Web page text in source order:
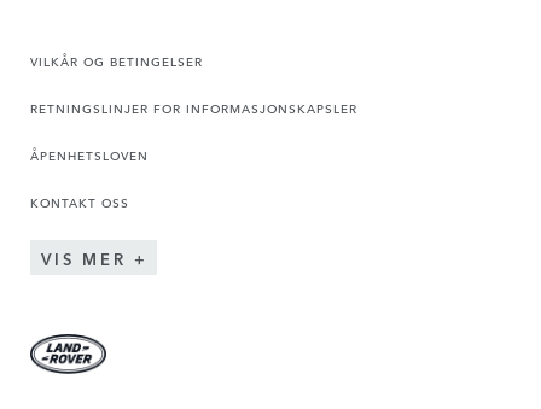
VILKÅR OG BETINGELSER
RETNINGSLINJER FOR INFORMASJONSKAPSLER
ÅPENHETSLOVEN
KONTAKT OSS
VIS MER